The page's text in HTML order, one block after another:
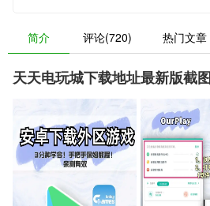
简介 评论(720) 热门文章
天天电玩城下载地址最新版截图